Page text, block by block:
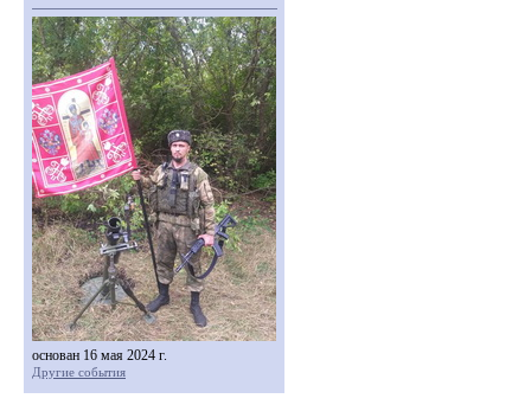
основан 16 мая 2024 г.
Другие события